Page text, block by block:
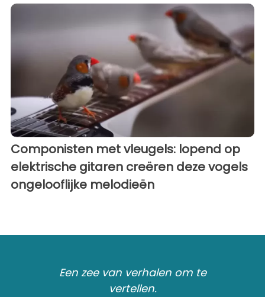
Componisten met vleugels: lopend op
elektrische gitaren creëren deze vogels
ongelooflijke melodieën
Een zee van verhalen om te
vertellen.